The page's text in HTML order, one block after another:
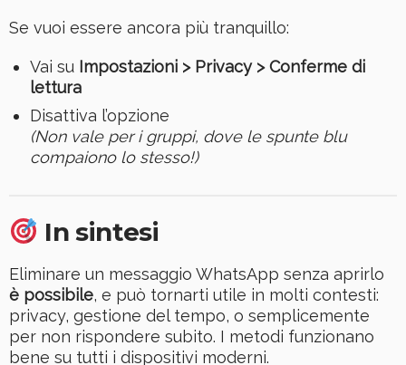
Se vuoi essere ancora più tranquillo:
Vai su Impostazioni > Privacy > Conferme di
lettura
Disattiva l’opzione
(Non vale per i gruppi, dove le spunte blu
compaiono lo stesso!)
In sintesi
Eliminare un messaggio WhatsApp senza aprirlo
è possibile, e può tornarti utile in molti contesti:
privacy, gestione del tempo, o semplicemente
per non rispondere subito. I metodi funzionano
bene su tutti i dispositivi moderni.